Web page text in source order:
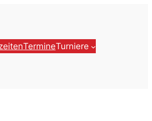
TermineTurniere